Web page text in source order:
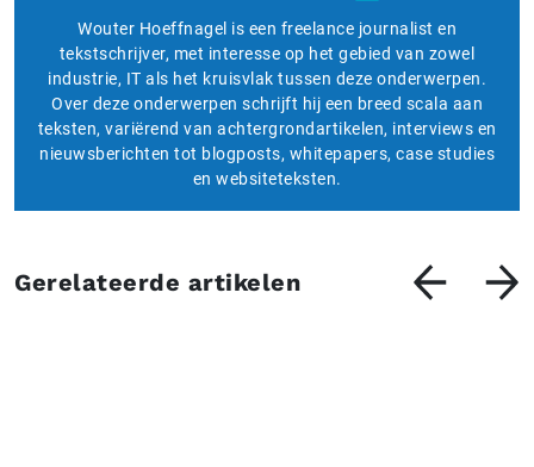
Wouter Hoeffnagel is een freelance journalist en
tekstschrijver, met interesse op het gebied van zowel
industrie, IT als het kruisvlak tussen deze onderwerpen.
Over deze onderwerpen schrijft hij een breed scala aan
teksten, variërend van achtergrondartikelen, interviews en
nieuwsberichten tot blogposts, whitepapers, case studies
en websiteteksten.
Gerelateerde artikelen